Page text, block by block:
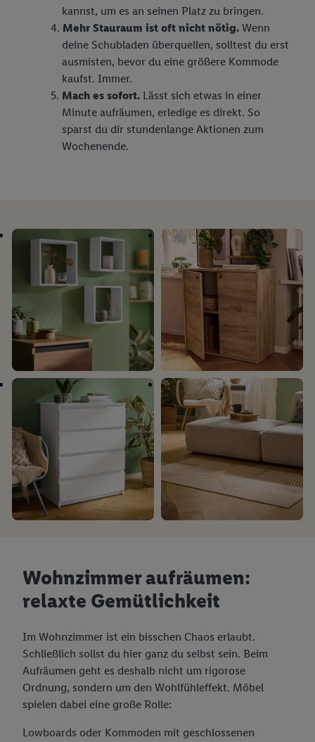
kannst, um es an seinen Platz zu bringen.
Mehr Stauraum ist oft nicht nötig. Wenn
deine Schubladen überquellen, solltest du erst
ausmisten, bevor du eine größere Kommode
kaufst. Immer.
Mach es sofort. Lässt sich etwas in einer
Minute aufräumen, erledige es direkt. So
sparst du dir stundenlange Aktionen zum
Wochenende.
Wohnzimmer aufräumen:
relaxte Gemütlichkeit
Im Wohnzimmer ist ein bisschen Chaos erlaubt.
Schließlich sollst du hier ganz du selbst sein. Beim
Aufräumen geht es deshalb nicht um rigorose
Ordnung, sondern um den Wohlfühleffekt. Möbel
spielen dabei eine große Rolle:
Lowboards oder Kommoden mit geschlossenen